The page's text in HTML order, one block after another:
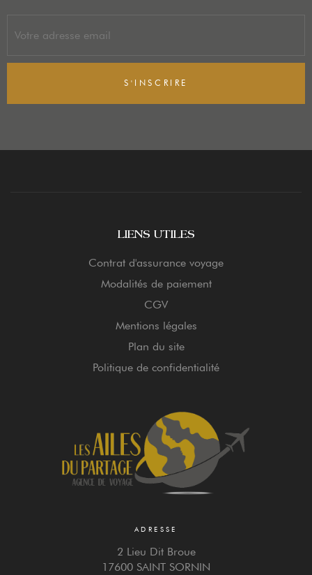
S'INSCRIRE
LIENS UTILES
Contrat d'assurance voyage
Modalités de paiement
CGV
Mentions légales
Plan du site
Politique de confidentialité
ADRESSE
2 Lieu Dit Broue
17600 SAINT SORNIN